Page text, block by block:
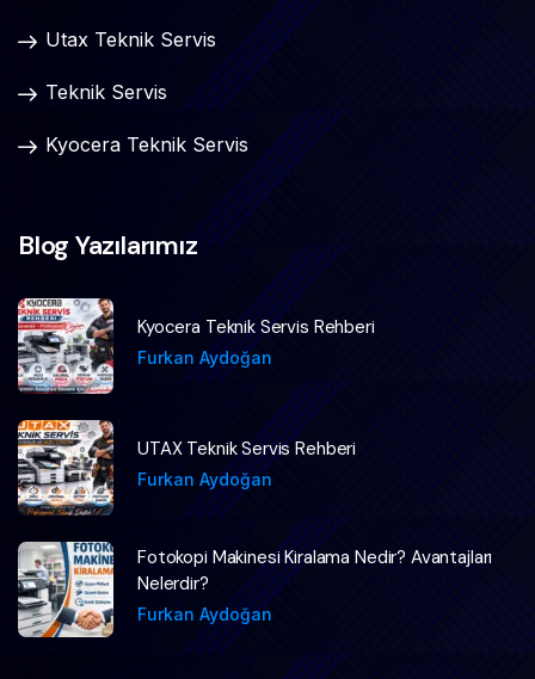
Utax Teknik Servis
Teknik Servis
Kyocera Teknik Servis
Blog Yazılarımız
Kyocera Teknik Servis Rehberi
Furkan Aydoğan
UTAX Teknik Servis Rehberi
Furkan Aydoğan
Fotokopi Makinesi Kiralama Nedir? Avantajları
Nelerdir?
Furkan Aydoğan